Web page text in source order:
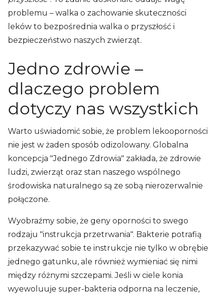
problemu – walka o zachowanie skuteczności
leków to bezpośrednia walka o przyszłość i
bezpieczeństwo naszych zwierząt.
Jedno zdrowie –
dlaczego problem
dotyczy nas wszystkich
Warto uświadomić sobie, że problem lekooporności
nie jest w żaden sposób odizolowany. Globalna
koncepcja "Jednego Zdrowia" zakłada, że zdrowie
ludzi, zwierząt oraz stan naszego wspólnego
środowiska naturalnego są ze sobą nierozerwalnie
połączone.
Wyobraźmy sobie, że geny oporności to swego
rodzaju "instrukcja przetrwania". Bakterie potrafią
przekazywać sobie te instrukcje nie tylko w obrębie
jednego gatunku, ale również wymieniać się nimi
między różnymi szczepami. Jeśli w ciele konia
wyewoluuje super-bakteria odporna na leczenie,